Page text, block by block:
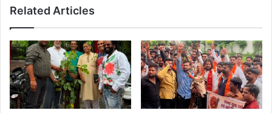
टोल
करें-
कांग्रेस
Related Articles